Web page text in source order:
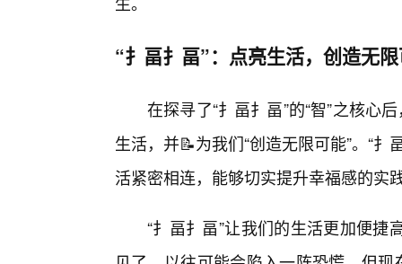
“扌畐扌畐”：点亮生活，创造无
在探寻了“扌畐扌畐”的“智”之核心
生活，并📝为我们“创造无限可能”。“
活紧密相连，能够切实提升幸福感的实
“扌畐扌畐”让我们的生活更加便